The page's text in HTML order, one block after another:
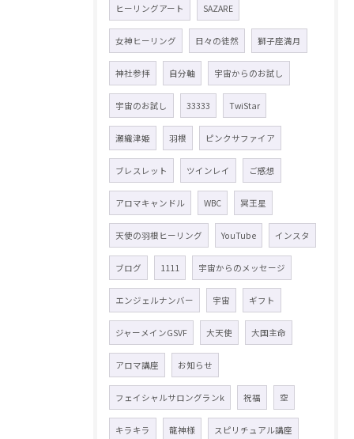
ヒーリングアート SAZARE
女神ヒーリング 日々の徒然 獅子座満月
神社参拝 自分軸 宇宙からのお試し
宇宙のお試し 33333 TwiStar
瀬織津姫 羽根 ピンクサファイア
ブレスレット ツインレイ ご感想
アロマキャンドル WBC 冥王星
天使の羽根ヒーリング YouTube インスタ
ブログ 1111 宇宙からのメッセージ
エンジェルナンバー 宇宙 ギフト
ジャーメインGSVF 大天使 大国主命
アロマ講座 お知らせ
フェイシャルサロングランk 祝福 空
キラキラ 龍神様 スピリチュアル講座